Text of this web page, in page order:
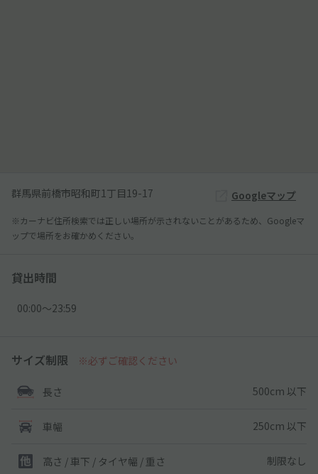
群馬県前橋市昭和町1丁目19-17 Googleマップ
※カーナビ住所検索では正しい場所が示されないことがあるため、Googleマ
ップで場所をお確かめください。
貸出時間
00:00〜23:59
サイズ制限 ※必ずご確認ください
長さ 500cm 以下
車幅 250cm 以下
高さ / 車下 / タイヤ幅 / 重さ 制限なし